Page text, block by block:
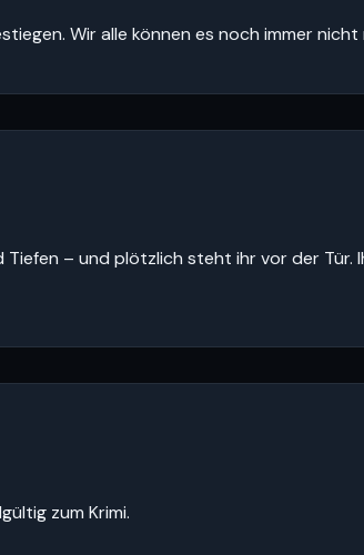
Wir alle können es noch immer
– und plötzlich steht ihr vor der Tür.
zum Krimi.